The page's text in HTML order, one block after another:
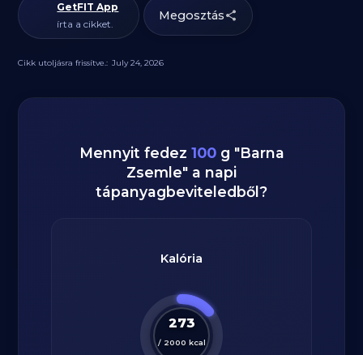
GetFIT App
írta a cikket.
Megosztás
Cikk utoljásra frissítve.: July 24, 2026
Mennyit fedez 100 g "Barna
Zsemle" a napi
tápanyagbeviteledből?
Kalória
273
/ 2000 kcal